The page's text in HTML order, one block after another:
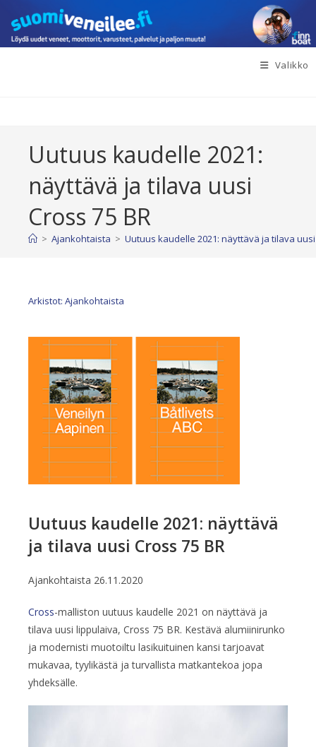
suoraan
sisältöön
Valikko
Uutuus kaudelle 2021:
näyttävä ja tilava uusi
Cross 75 BR
> Ajankohtaista > Uutuus kaudelle 2021: näyttävä ja tilava uusi
Arkistot: Ajankohtaista
Uutuus kaudelle 2021: näyttävä
ja tilava uusi Cross 75 BR
Ajankohtaista 26.11.2020
Cross-malliston uutuus kaudelle 2021 on näyttävä ja
tilava uusi lippulaiva, Cross 75 BR. Kestävä alumiinirunko
ja modernisti muotoiltu lasikuituinen kansi tarjoavat
mukavaa, tyylikästä ja turvallista matkantekoa jopa
yhdeksälle.